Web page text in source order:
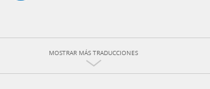
MOSTRAR MÁS TRADUCCIONES